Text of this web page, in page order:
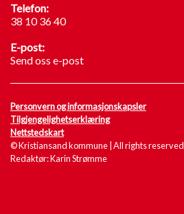
Telefon:
38 10 36 40
E-post:
Send oss e-post
Personvern og informasjonskapsler
Tilgjengelighetserklæring
Nettstedskart
© Kristiansand kommune | All rights reserved
Redaktør: Karin Strømme